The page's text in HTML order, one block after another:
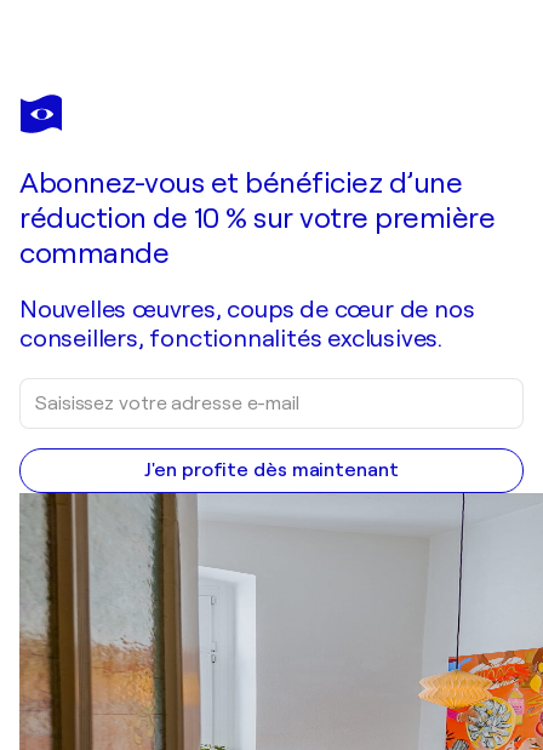
ANASTASSIA SKOPP
Ikebana I - blue impasto roses on linen
Abonnez-vous et bénéficiez d’une
réduction de 10 % sur votre première
commande
Nouvelles œuvres, coups de cœur de nos
conseillers, fonctionnalités exclusives.
J'en profite dès maintenant